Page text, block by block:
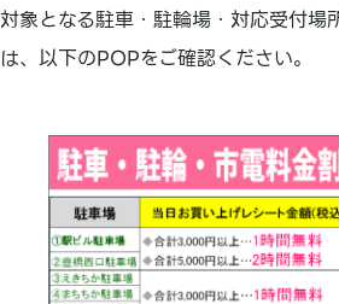
対象となる駐車・駐輪場・対応受付場
は、以下のPOPをご確認ください。